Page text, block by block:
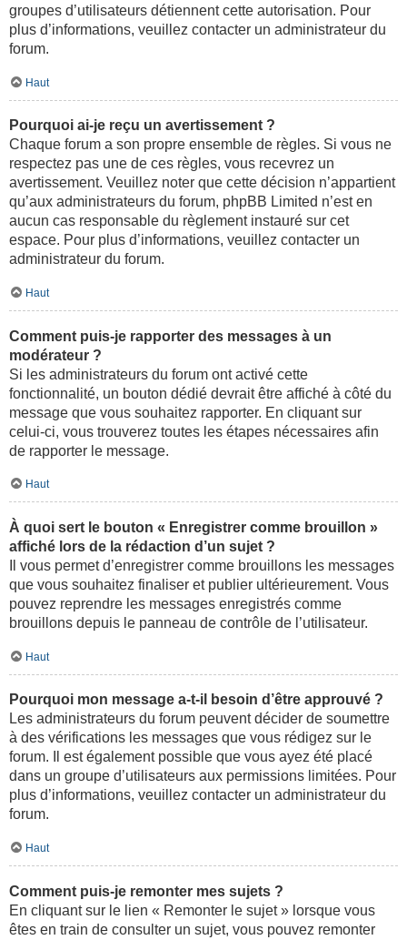
groupes d’utilisateurs détiennent cette autorisation. Pour
plus d’informations, veuillez contacter un administrateur du
forum.
Haut
Pourquoi ai-je reçu un avertissement ?
Chaque forum a son propre ensemble de règles. Si vous ne
respectez pas une de ces règles, vous recevrez un
avertissement. Veuillez noter que cette décision n’appartient
qu’aux administrateurs du forum, phpBB Limited n’est en
aucun cas responsable du règlement instauré sur cet
espace. Pour plus d’informations, veuillez contacter un
administrateur du forum.
Haut
Comment puis-je rapporter des messages à un
modérateur ?
Si les administrateurs du forum ont activé cette
fonctionnalité, un bouton dédié devrait être affiché à côté du
message que vous souhaitez rapporter. En cliquant sur
celui-ci, vous trouverez toutes les étapes nécessaires afin
de rapporter le message.
Haut
À quoi sert le bouton « Enregistrer comme brouillon »
affiché lors de la rédaction d’un sujet ?
Il vous permet d’enregistrer comme brouillons les messages
que vous souhaitez finaliser et publier ultérieurement. Vous
pouvez reprendre les messages enregistrés comme
brouillons depuis le panneau de contrôle de l’utilisateur.
Haut
Pourquoi mon message a-t-il besoin d’être approuvé ?
Les administrateurs du forum peuvent décider de soumettre
à des vérifications les messages que vous rédigez sur le
forum. Il est également possible que vous ayez été placé
dans un groupe d’utilisateurs aux permissions limitées. Pour
plus d’informations, veuillez contacter un administrateur du
forum.
Haut
Comment puis-je remonter mes sujets ?
En cliquant sur le lien « Remonter le sujet » lorsque vous
êtes en train de consulter un sujet, vous pouvez remonter